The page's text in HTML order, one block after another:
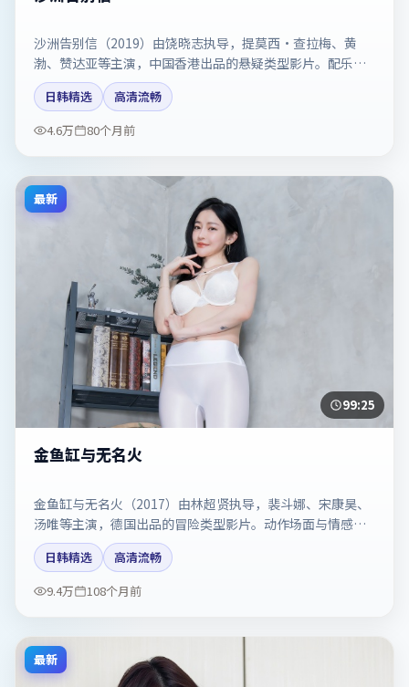
沙洲告别信（2019）由饶晓志执导，提莫西·查拉梅、黄
渤、赞达亚等主演，中国香港出品的悬疑类型影片。配乐与
剪辑强化了宿命感。剧情简介与主创信息可供检索参考，上
映日期以片方资料为准。
日韩精选
高清流畅
4.6万
80个月前
最新
99:25
金鱼缸与无名火
金鱼缸与无名火（2017）由林超贤执导，裴斗娜、宋康昊、
汤唯等主演，德国出品的冒险类型影片。动作场面与情感戏
比例拿捏得当。剧情简介与主创信息可供检索参考，上映日
期以片方资料为准。
日韩精选
高清流畅
9.4万
108个月前
最新